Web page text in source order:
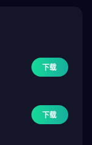
下载
下载